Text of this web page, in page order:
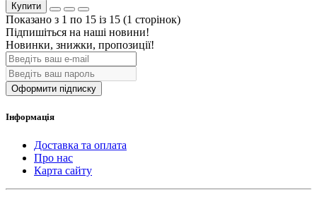
Купити
Показано з 1 по 15 із 15 (1 сторінок)
Підпишіться на наші новини!
Новинки, знижки, пропозиції!
Оформити підписку
Інформація
Доставка та оплата
Про нас
Карта сайту